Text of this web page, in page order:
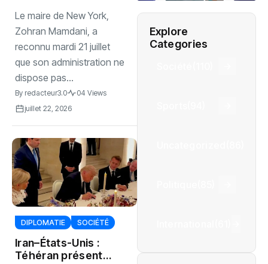
les États-Unis à
intervenir
Le maire de New York,
Zohran Mamdani, a
reconnu mardi 21 juillet
que son administration ne
dispose pas...
By redacteur3.0
04 Views
juillet 22, 2026
DIPLOMATIE SOCIÉTÉ
Iran–États-Unis :
Téhéran présente
Explore
Categories